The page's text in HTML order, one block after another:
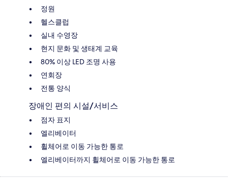
정원
헬스클럽
실내 수영장
현지 문화 및 생태계 교육
80% 이상 LED 조명 사용
연회장
전통 양식
장애인 편의 시설/서비스
점자 표지
엘리베이터
휠체어로 이동 가능한 통로
엘리베이터까지 휠체어로 이동 가능한 통로